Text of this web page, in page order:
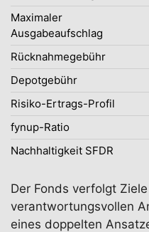
Maximaler
Ausgabeaufschlag
Rücknahmegebühr
Depotgebühr
Risiko-Ertrags-Profil
fynup-Ratio
Nachhaltigkeit SFDR
Der Fonds verfolgt
verantwortungsvollen
eines doppelten